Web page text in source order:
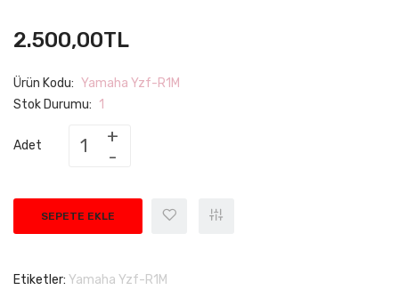
2.500,00TL
Ürün Kodu: Yamaha Yzf-R1M
Stok Durumu: 1
Adet
SEPETE EKLE
Etiketler: Yamaha Yzf-R1M